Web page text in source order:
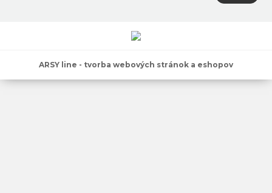
ARSY line - tvorba webových stránok a eshopov